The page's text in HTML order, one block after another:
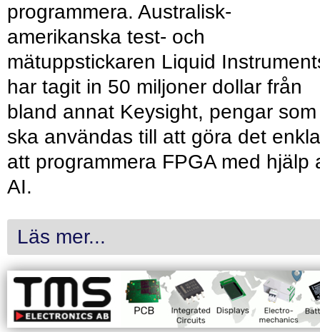
programmera. Australisk-
amerikanska test- och
mätuppstickaren Liquid
har tagit in 50 miljoner dollar från
bland annat Keysight, pengar som
ska användas till att göra det
att programmera FPGA med hjälp
AI.
Läs mer...